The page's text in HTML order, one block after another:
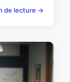
de lecture →